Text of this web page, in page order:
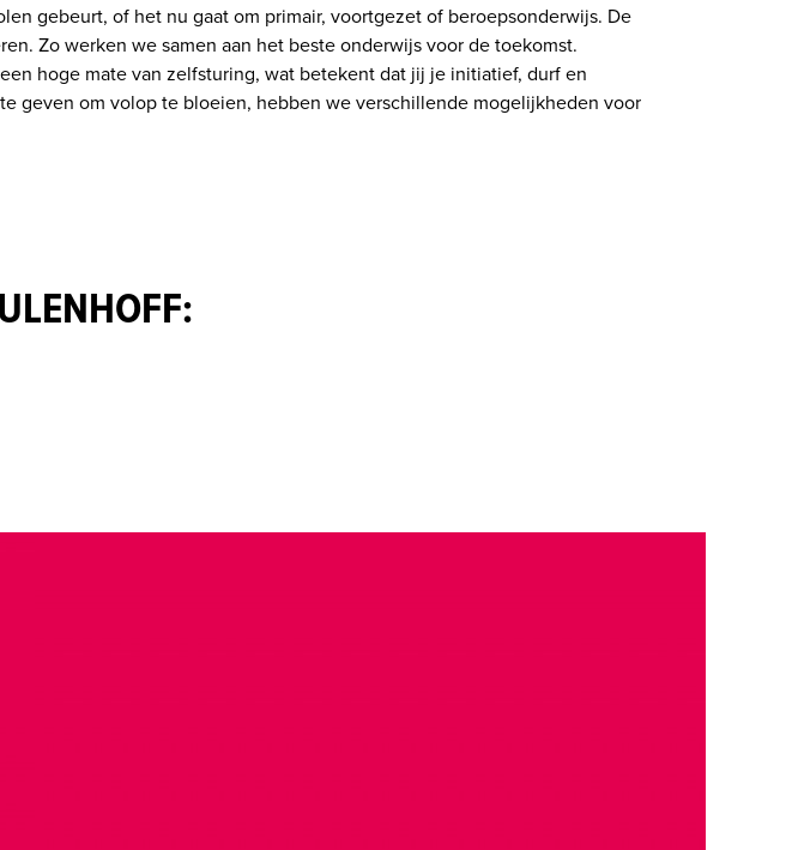
gebeurt, of het nu gaat om primair, voortgezet of beroepsonderwijs. De
Zo werken we samen aan het beste onderwijs voor de toekomst.
hoge mate van zelfsturing, wat betekent dat jij je initiatief, durf en
geven om volop te bloeien, hebben we verschillende mogelijkheden voor